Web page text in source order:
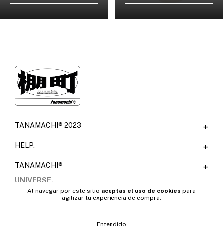
Al navegar por este sitio aceptas el uso de cookies para
agilizar tu experiencia de compra.
Entendido
TANAMACHI® 2023
HELP.
TANAMACHI®
UNIVERSE.
Desarrollado porCodefy